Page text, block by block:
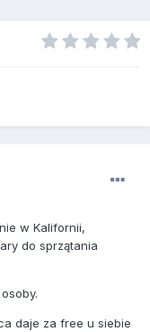
w Kalifornii,
do sprzątania
daje za free u siebie